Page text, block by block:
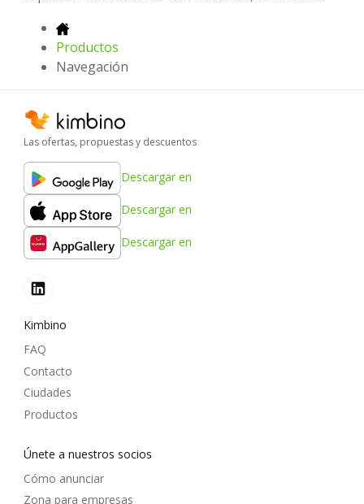
Productos
Navegación
Las ofertas, propuestas y descuentos
Descargar en
Descargar en
Descargar en
Kimbino
FAQ
Contacto
Ciudades
Productos
Únete a nuestros socios
Cómo anunciar
Zona para empresas